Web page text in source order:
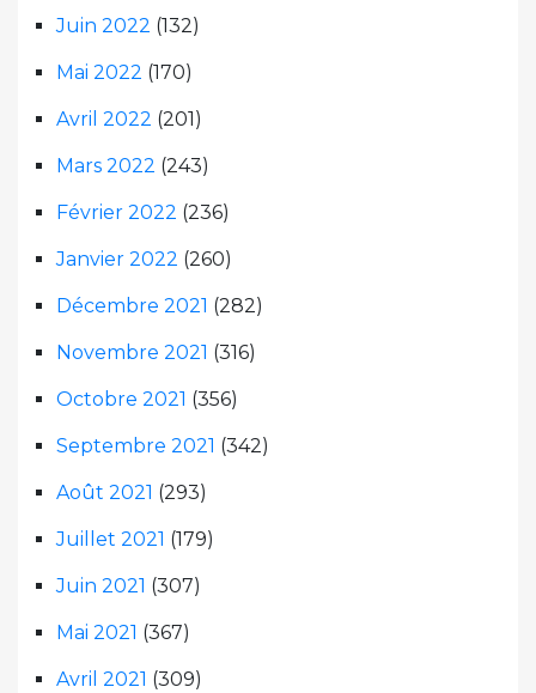
Juin 2022 (132)
Mai 2022 (170)
Avril 2022 (201)
Mars 2022 (243)
Février 2022 (236)
Janvier 2022 (260)
Décembre 2021 (282)
Novembre 2021 (316)
Octobre 2021 (356)
Septembre 2021 (342)
Août 2021 (293)
Juillet 2021 (179)
Juin 2021 (307)
Mai 2021 (367)
Avril 2021 (309)